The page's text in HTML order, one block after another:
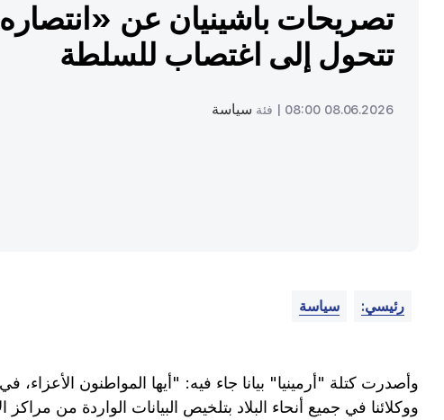
تصريحات باشينيان عن
تتحول إلى اغتصاب للسلطة
08.06.2026 08:00 | فئة سياسة
رئيسي: سياسة
وأصدرت كتلة "أرمينيا" بيانا جاء فيه: "أيها المواطنون
ووكلائنا في جميع أنحاء البلاد بتلخيص البيانات الواردة من مراكز